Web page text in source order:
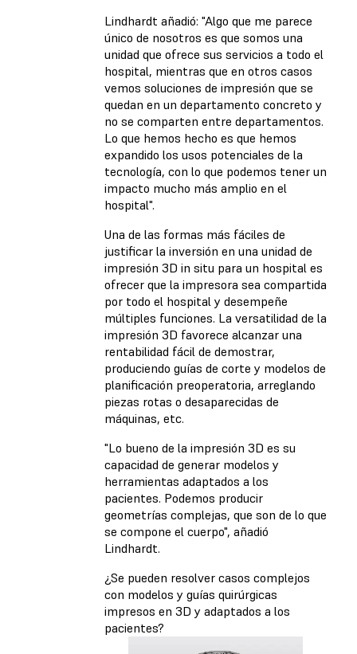
Lindhardt añadió: "Algo que me parece
único de nosotros es que somos una
unidad que ofrece sus servicios a todo el
hospital, mientras que en otros casos
vemos soluciones de impresión que se
quedan en un departamento concreto y
no se comparten entre departamentos.
Lo que hemos hecho es que hemos
expandido los usos potenciales de la
tecnología, con lo que podemos tener un
impacto mucho más amplio en el
hospital".
Una de las formas más fáciles de
justificar la inversión en una unidad de
impresión 3D in situ para un hospital es
ofrecer que la impresora sea compartida
por todo el hospital y desempeñe
múltiples funciones. La versatilidad de la
impresión 3D favorece alcanzar una
rentabilidad fácil de demostrar,
produciendo guías de corte y modelos de
planificación preoperatoria, arreglando
piezas rotas o desaparecidas de
máquinas, etc.
"Lo bueno de la impresión 3D es su
capacidad de generar modelos y
herramientas adaptados a los
pacientes. Podemos producir
geometrías complejas, que son de lo que
se compone el cuerpo", añadió
Lindhardt.
¿Se pueden resolver casos complejos
con modelos y guías quirúrgicas
impresos en 3D y adaptados a los
pacientes?